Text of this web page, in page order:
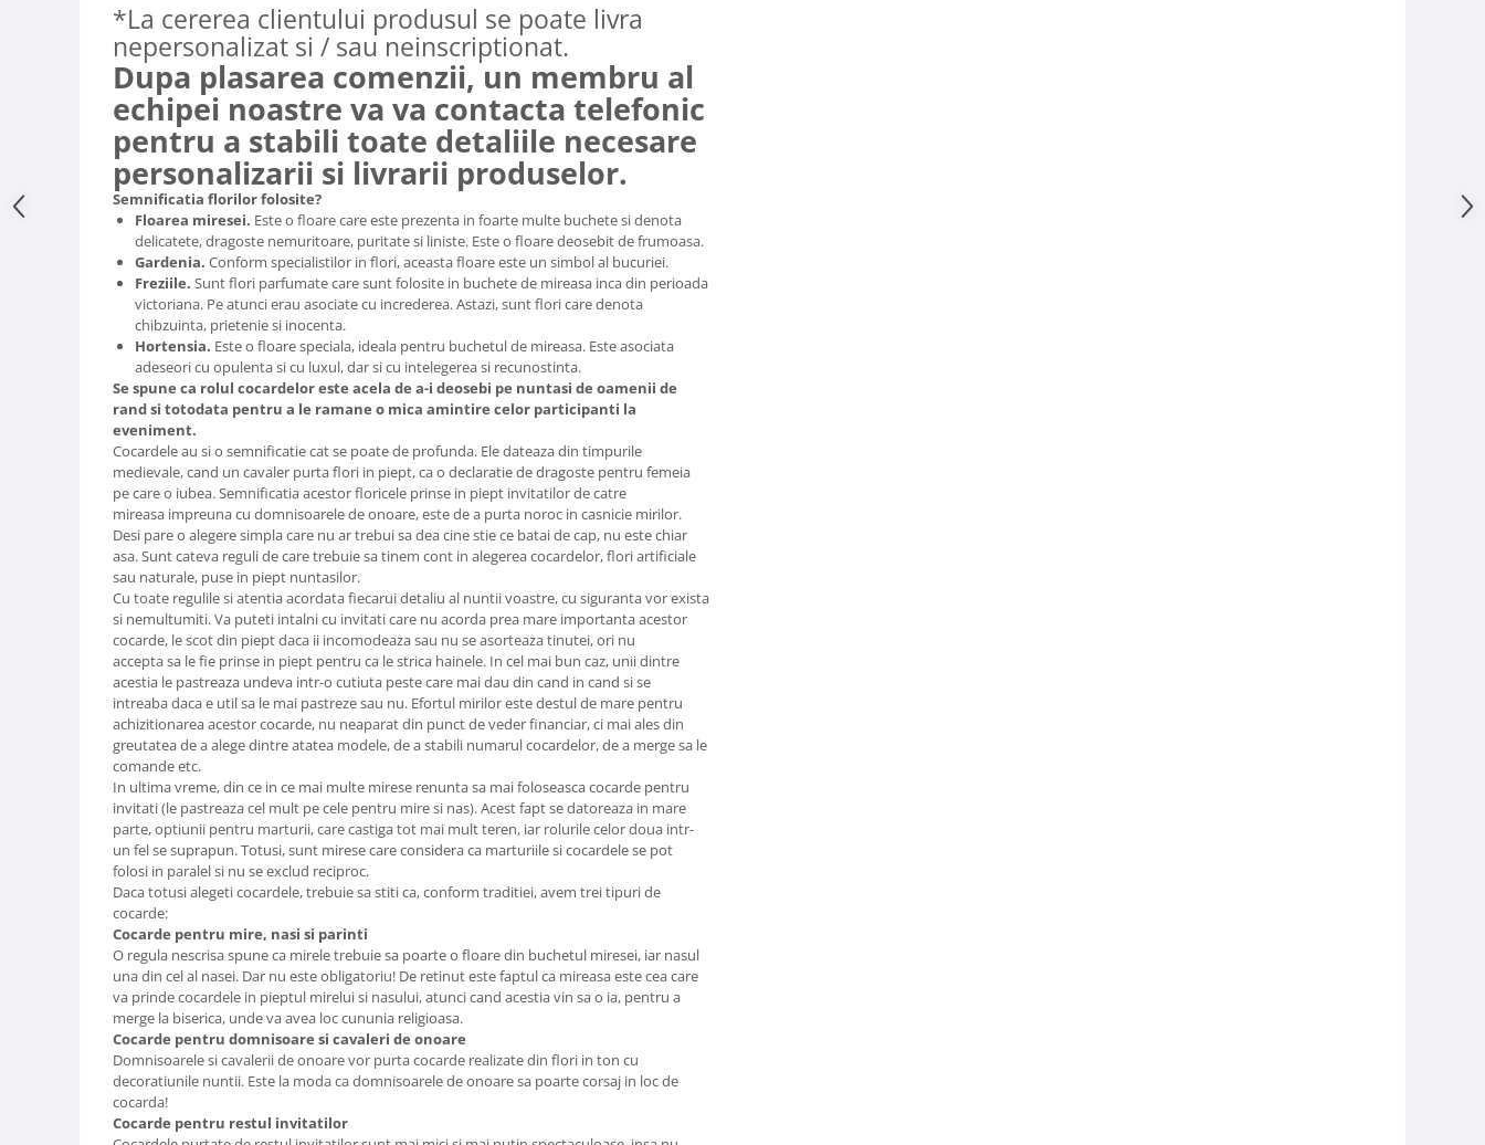
*La cererea clientului produsul se poate livra
nepersonalizat si / sau neinscriptionat.
Dupa plasarea comenzii, un membru al
echipei noastre va va contacta telefonic
pentru a stabili toate detaliile necesare
personalizarii si livrarii produselor.
Semnificatia florilor folosite?
Floarea miresei. Este o floare care este prezenta in foarte multe buchete si denota
delicatete, dragoste nemuritoare, puritate si liniste. Este o floare deosebit de frumoasa.
Gardenia. Conform specialistilor in flori, aceasta floare este un simbol al bucuriei.
Freziile. Sunt flori parfumate care sunt folosite in buchete de mireasa inca din perioada
victoriana. Pe atunci erau asociate cu increderea. Astazi, sunt flori care denota
chibzuinta, prietenie si inocenta.
Hortensia. Este o floare speciala, ideala pentru buchetul de mireasa. Este asociata
adeseori cu opulenta si cu luxul, dar si cu intelegerea si recunostinta.
Se spune ca rolul cocardelor este acela de a-i deosebi pe nuntasi de oamenii de
rand si totodata pentru a le ramane o mica amintire celor participanti la
eveniment.
Cocardele au si o semnificatie cat se poate de profunda. Ele dateaza din timpurile
medievale, cand un cavaler purta flori in piept, ca o declaratie de dragoste pentru femeia
pe care o iubea. Semnificatia acestor floricele prinse in piept invitatilor de catre
mireasa impreuna cu domnisoarele de onoare, este de a purta noroc in casnicie mirilor.
Desi pare o alegere simpla care nu ar trebui sa dea cine stie ce batai de cap, nu este chiar
asa. Sunt cateva reguli de care trebuie sa tinem cont in alegerea cocardelor, flori artificiale
sau naturale, puse in piept nuntasilor.
Cu toate regulile si atentia acordata fiecarui detaliu al nuntii voastre, cu siguranta vor exista
si nemultumiti. Va puteti intalni cu invitati care nu acorda prea mare importanta acestor
cocarde, le scot din piept daca ii incomodeaza sau nu se asorteaza tinutei, ori nu
accepta sa le fie prinse in piept pentru ca le strica hainele. In cel mai bun caz, unii dintre
acestia le pastreaza undeva intr-o cutiuta peste care mai dau din cand in cand si se
intreaba daca e util sa le mai pastreze sau nu. Efortul mirilor este destul de mare pentru
achizitionarea acestor cocarde, nu neaparat din punct de veder financiar, ci mai ales din
greutatea de a alege dintre atatea modele, de a stabili numarul cocardelor, de a merge sa le
comande etc.
In ultima vreme, din ce in ce mai multe mirese renunta sa mai foloseasca cocarde pentru
invitati (le pastreaza cel mult pe cele pentru mire si nas). Acest fapt se datoreaza in mare
parte, optiunii pentru marturii, care castiga tot mai mult teren, iar rolurile celor doua intr-
un fel se suprapun. Totusi, sunt mirese care considera ca marturiile si cocardele se pot
folosi in paralel si nu se exclud reciproc.
Daca totusi alegeti cocardele, trebuie sa stiti ca, conform traditiei, avem trei tipuri de
cocarde:
Cocarde pentru mire, nasi si parinti
O regula nescrisa spune ca mirele trebuie sa poarte o floare din buchetul miresei, iar nasul
una din cel al nasei. Dar nu este obligatoriu! De retinut este faptul ca mireasa este cea care
va prinde cocardele in pieptul mirelui si nasului, atunci cand acestia vin sa o ia, pentru a
merge la biserica, unde va avea loc cununia religioasa.
Cocarde pentru domnisoare si cavaleri de onoare
Domnisoarele si cavalerii de onoare vor purta cocarde realizate din flori in ton cu
decoratiunile nuntii. Este la moda ca domnisoarele de onoare sa poarte corsaj in loc de
cocarda!
Cocarde pentru restul invitatilor